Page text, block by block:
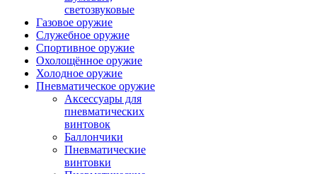
светозвуковые
Газовое оружие
Служебное оружие
Спортивное оружие
Охолощённое оружие
Холодное оружие
Пневматическое оружие
Аксессуары для
пневматических
винтовок
Баллончики
Пневматические
винтовки